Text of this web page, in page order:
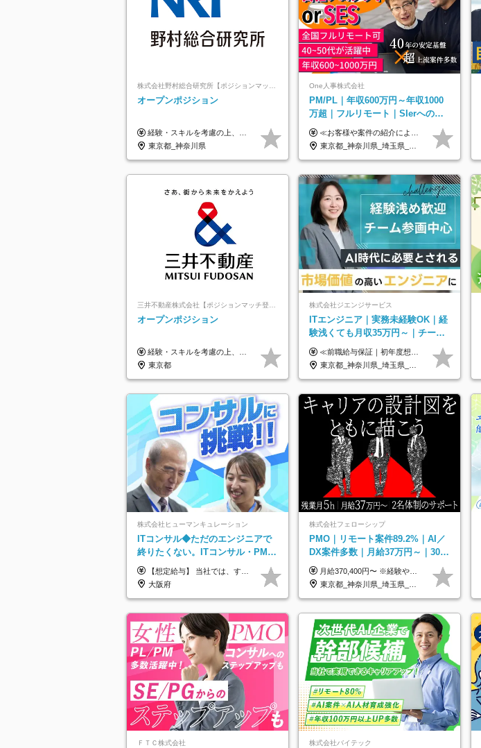
株式会社野村総合研究所【ポジションマッチ登録】
オープンポジション
経験・スキルを考慮の上、決定します。
東京都_神奈川県
One人事株式会社
PM/PL｜年収600万円～年収1000
万超｜フルリモート｜SIerへの変
革期をリード＆自社サービス
≪お客様や案件の紹介によりインセンティブを支給！≫ 月給40万円以上＋賞与年2回＋インセンティブ ◎経験やスキルを考慮の上、優遇します ◎上記月給は固定残業代月45時間分(月額9万1040円以上)を含みます。超過した場合は全額追加支給します ◎試用期間3カ月あり(給与や福利厚生等は同じです) ＜年収例＞ 36歳／PL（元SE）／580万円 / 官公庁向けWebシステム開発 ※メンバーから2年でPLへ昇格 41歳／SL／616万円 / メーカー向けWebサイト開発 46歳／PL／742万円 / 金融情報連携システム開発 52歳 / PM / 952万円 / 信販システムの再構築 55歳 / PM / 910万円 / 製造業向け基盤構築開発
東京都_神奈川県_埼玉県_千葉県_大阪府_愛知県_北海道_青森県_岩手県_宮城県_秋田県_山形県_福島県_茨城県_栃木県_群馬県_新潟県_山梨県_長野県_富山県_石川県_福井県_静岡県_岐阜県_三重県_兵庫県_京都府_滋賀県_奈良県_和歌山県_広島県_岡山県_鳥取県_島根県_山口県_徳島県_香川県_愛媛県_高知県_福岡県_熊本県_佐賀県_長崎県_大分県_宮崎県_鹿児島県_沖縄県
オープンポジション
経験・スキルを考慮の上、決定します。 ▼参考情報 ----------------------- ＜想定年収850万円～1,500万円（基礎給与・賞与2回含む）＞ 月給42万円～ ※時間外勤務手当・諸手当等別途 ※試用期間3ヶ月 ※残業手当有り
東京都
株式会社ジエンジサービス
ITエンジニア｜実務未経験OK｜経
験浅くても月収35万円～｜チーム
参画中心｜フルリモート可｜自社
サービスあり
≪前職給与保証｜初年度想定年収420万円～≫ 月給35万円以上＋決算賞与＋交通費 ※スキル・経験を考慮の上、優遇します ※上記月給には固定残業代月20時間分(4万5000円以上)を含みます。超過した場合は、その分追加支給します ※試用期間3～6ヵ月は固定残業代なし(雇用形態やその他待遇・福利厚生は同じです) ＝＝＝＝＝＝＝＝＝＝＝ ▼実力と成長にこだわった評価制度▼ 年2回の評価で昇給・昇格が決まります。 評価は、就業先のお客様からの評価をベースに、目標達成状況やプロジェクトでの役割・貢献度などを総合的に判断して決定します。 日々の働きぶりを実際に見ているお客様の声を反映することで、より公平で納得感のある評価を実現しています。 また、評価後は面談を通じてフィードバックを行い、今後の成長やキャリアについて一緒に考えていきます。 ▼成長につながる目標設定▼ 半期ごとに、具体的な行動ベースの目標を設定し、その達成度や取り組みのプロセスを評価に反映します。 目標は、お客様からのフィードバックや現場での課題をもとに設定するため、「今何を伸ばすべきか」が明確になります。 また、上司との面談を通じて振り返りと次の目標設定を行い、継続的なスキルアップと市場価値の向上を支援しています。
東京都_神奈川県_埼玉県_千葉県_大阪府_愛知県_北海道_青森県_岩手県_宮城県_秋田県_山形県_福島県_茨城県_栃木県_群馬県_新潟県_山梨県_長野県_富山県_石川県_福井県_静岡県_岐阜県_三重県_兵庫県_京都府_滋賀県_奈良県_和歌山県_広島県_岡山県_鳥取県_島根県_山口県_徳島県_香川県_愛媛県_高知県_福岡県_熊本県_佐賀県_長崎県_大分県_宮崎県_鹿児島県_沖縄県
株式会社ヒューマンキュレーション
ITコンサル◆ただのエンジニアで
終りたくない。ITコンサル・PMに
挑戦出来る！成長中の次世代IT企
業
【想定給与】 当社では、すべてのプロジェクトで受注単価を完全開示。 給与はその単価に連動し、還元率は80％以上を保証しています。 経験・スキル・貢献度に応じて報酬を正当に評価し、前職年収の保証も行っています。 ■正社員 月給35万円以上＋賞与年2回（みなし残業20h分含む） ◇試用期間は3ヶ月（期間中の待遇に変更なし） ◇みなし残業は案件先によって異なります。詳細は面談にてご説明致します。 ※経験・スキルを考慮し優遇 年収例： ・29歳女性／年収700万円（開発→上流転向） ・38歳男性／年収1,100万円（PMO・マネジメント） ・47歳男性／年収1,300万円（ITコンサル・高裁量案件）
大阪府
株式会社フェローシップ
PMO｜リモート案件89.2%｜AI／
DX案件多数｜月給37万円～｜300
万円の年収UP事例有｜PMO経験
不問
月給370,400円〜 ※経験やスキルを考慮し、決定いたします ※上記金額には固定残業代（30時間分/70,400円～）を含みます。超過分は別途全額支給いたします ※試用期間6カ月あり（期間中の給与・待遇に差異はありません） ★想定年収4,444,800円～ ★50万円～300万円の年収UP事例があります！
東京都_神奈川県_埼玉県_千葉県
ＦＴＣ株式会社 株式会社バイテック